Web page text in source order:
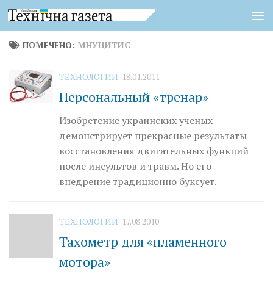
Перейти к содержимому
ПОМЕЧЕНО: МНУЦИТИС
ТЕХНОЛОГИИ 18.01.2011
Персональный «тренар»
Изобретение украинских ученых
демонстрирует прекрасные результаты
восстановления двигательных функций
после инсультов и травм. Но его
внедрение традиционно буксует.
ТЕХНОЛОГИИ 17.08.2010
Тахометр для «пламенного
мотора»